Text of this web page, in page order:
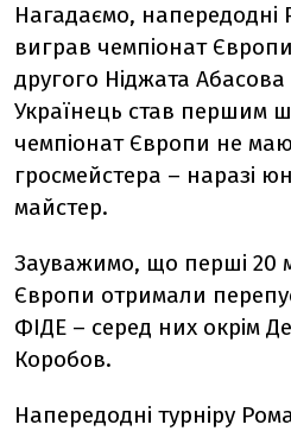
Нагадаємо, напередодні
виграв чемпіонат
другого Ніджата
Українець став першим
чемпіонат Європи не
гросмейстера – наразі
майстер.
Зауважимо, що перші 20
Європи отримали
ФІДЕ – серед них окрім
Коробов.
Напередодні турніру